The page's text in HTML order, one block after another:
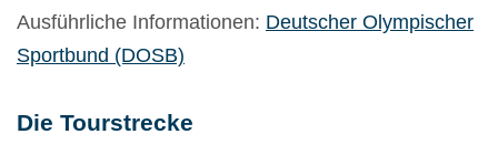
Ausführliche Informationen: Deutscher Olympischer
Sportbund (DOSB)
Die Tourstrecke